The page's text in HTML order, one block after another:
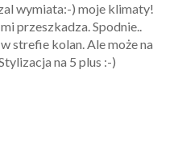
wymiata:-) moje klimaty!
przeszkadza. Spodnie..
strefie kolan. Ale może na
na 5 plus :-)